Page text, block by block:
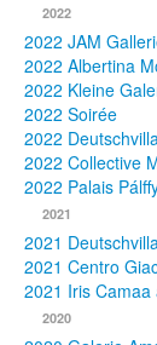
2022
2022 JAM
2022 Albertina
2022 Kleine
2022 Soirée
2022
2022 Collective
2022 Palais
2021
2021
2021 Centro
2021 Iris Camaa
2020